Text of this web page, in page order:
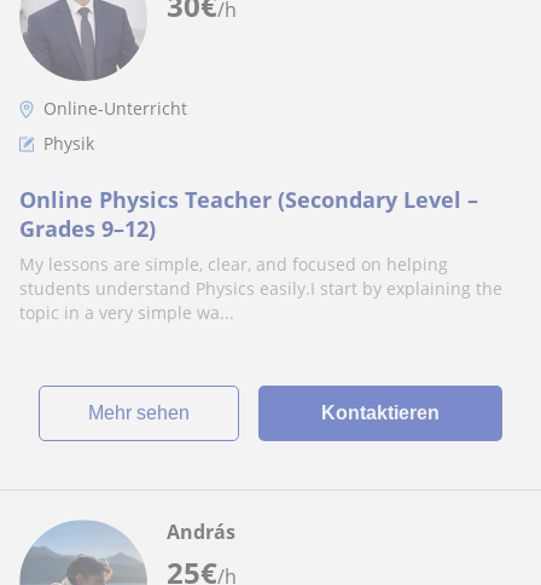
/h
Online-Unterricht
Physik
Online Physics Teacher (Secondary Level –
Grades 9–12)
My lessons are simple, clear, and focused on helping
students understand Physics easily.I start by explaining the
topic in a very simple wa...
Mehr sehen Kontaktieren
25€/h
András